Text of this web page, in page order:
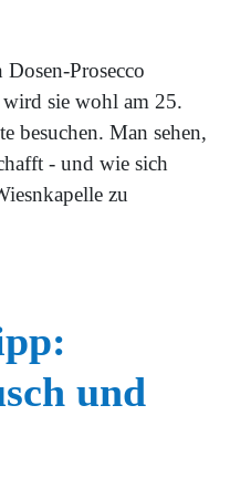
Prosecco
sie wohl am 25.
besuchen. Man sehen,
- und wie sich
zu
und